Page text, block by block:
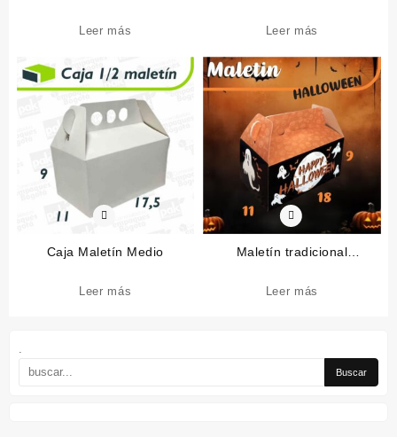
Leer más Leer más
Caja Maletín Medio
Leer más
Maletín tradicional
Leer más